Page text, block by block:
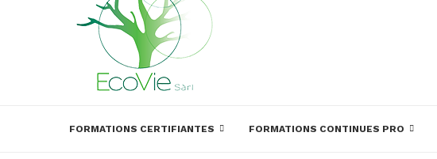
FORMATIONS CERTIFIANTES FORMATIONS CONTINUES PRO